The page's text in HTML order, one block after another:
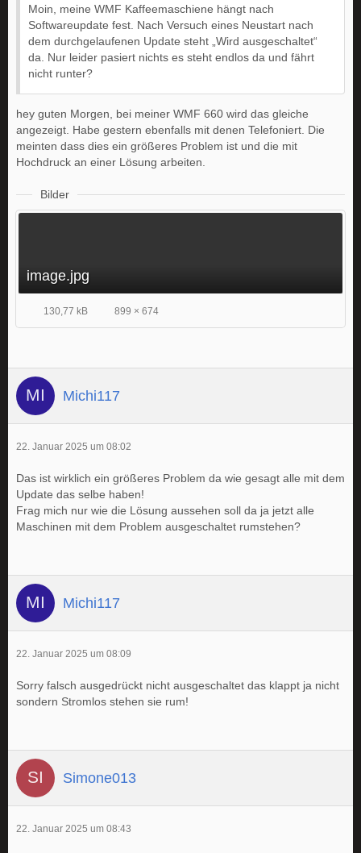
Moin, meine WMF Kaffeemaschiene hängt nach
Softwareupdate fest. Nach Versuch eines Neustart nach
dem durchgelaufenen Update steht „Wird ausgeschaltet“
da. Nur leider pasiert nichts es steht endlos da und fährt
nicht runter?
hey guten Morgen, bei meiner WMF 660 wird das gleiche
angezeigt. Habe gestern ebenfalls mit denen Telefoniert. Die
meinten dass dies ein größeres Problem ist und die mit
Hochdruck an einer Lösung arbeiten.
Bilder
image.jpg
130,77 kB 899 × 674
Michi117
22. Januar 2025 um 08:02
Das ist wirklich ein größeres Problem da wie gesagt alle mit dem
Update das selbe haben!
Frag mich nur wie die Lösung aussehen soll da ja jetzt alle
Maschinen mit dem Problem ausgeschaltet rumstehen?
Michi117
22. Januar 2025 um 08:09
Sorry falsch ausgedrückt nicht ausgeschaltet das klappt ja nicht
sondern Stromlos stehen sie rum!
Simone013
22. Januar 2025 um 08:43